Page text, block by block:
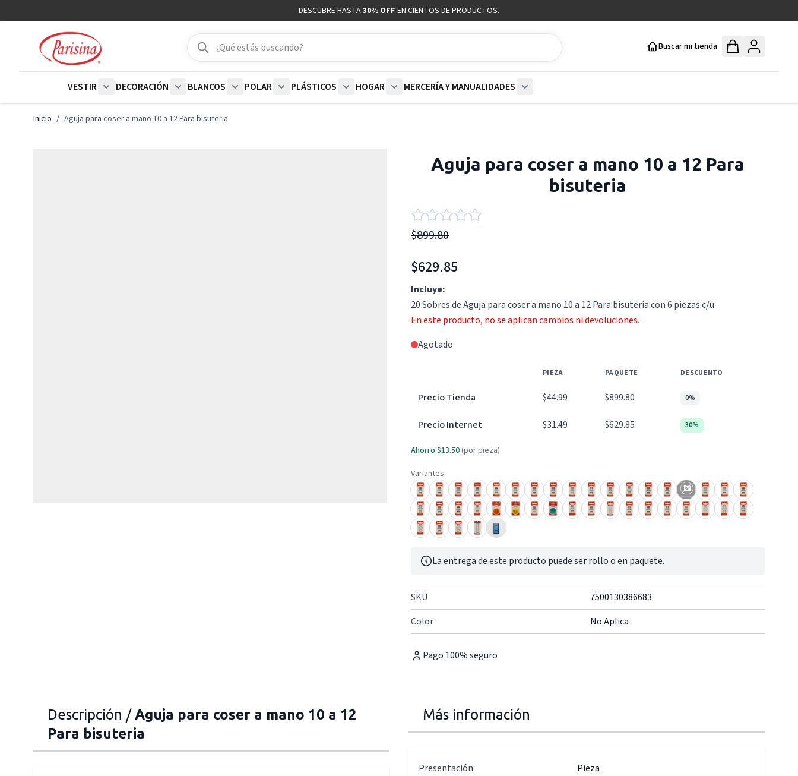
DESCUBRE HASTA30% OFF EN CIENTOS DE PRODUCTOS.
Buscar
Buscar
Buscar mi tienda
VESTIR
DECORACIÓN
BLANCOS
POLAR
PLÁSTICOS
HOGAR
MERCERÍA Y MANUALIDADES
Inicio / Aguja para coser a mano 10 a 12 Para bisuteria
Aguja para coser a mano 10 a 12 Para
bisuteria
$899.80
$629.85
Incluye:
20 Sobres de Aguja para coser a mano 10 a 12 Para bisuteria con 6 piezas c/u
En este producto, no se aplican cambios ni devoluciones.
Agotado
PIEZA PAQUETE DESCUENTO
Precio Tienda $44.99 $899.80 0%
Precio Internet $31.49 $629.85 30%
Ahorro $13.50 (por pieza)
Variantes:
La entrega de este producto puede ser rollo o en paquete.
SKU
7500130386683
Color
No Aplica
Pago 100% seguro
Descripción /Aguja para coser a mano 10 a 12
Para bisuteria
Más información
Presentación Pieza